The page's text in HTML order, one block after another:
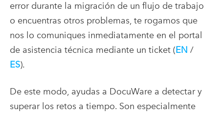
error durante la migración de un flujo de trabajo
o encuentras otros problemas, te rogamos que
nos lo comuniques inmediatamente en el portal
de asistencia técnica mediante un ticket (EN /
ES).
De este modo, ayudas a DocuWare a detectar y
superar los retos a tiempo. Son especialmente